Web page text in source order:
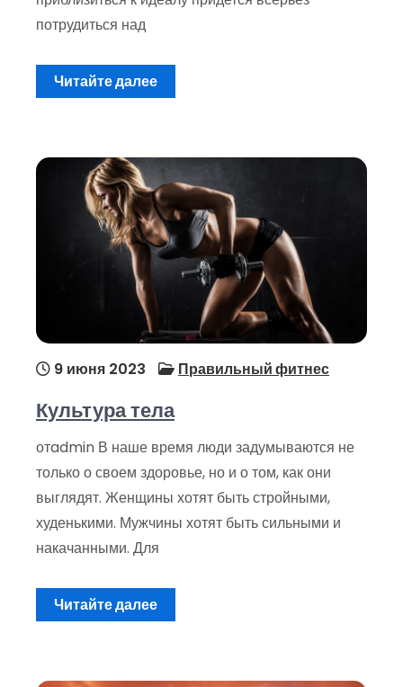
потрудиться над
Читайте далее
9 июня 2023 Правильный фитнес
Культура тела
отadmin В наше время люди задумываются не
только о своем здоровье, но и о том, как они
выглядят. Женщины хотят быть стройными,
худенькими. Мужчины хотят быть сильными и
накачанными. Для
Читайте далее